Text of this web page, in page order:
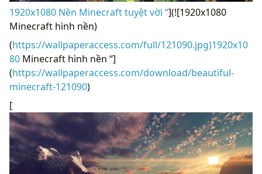
1920x1080 Nền Minecraft tuyệt vời “](![1920x1080
Minecraft hình nền)
(https://wallpaperaccess.com/full/121090.jpg)1920x10
80 Minecraft hình nền “]
(https://wallpaperaccess.com/download/beautiful-
minecraft-121090)
[